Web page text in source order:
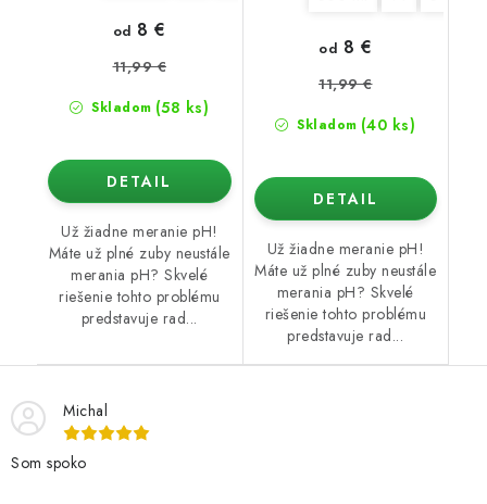
Skladom (58 ks)
od 8 €
11,99 €
DETAIL
Už žiadne meranie pH!
Máte už plné zuby neustále
merania pH? Skvelé
riešenie tohto problému
predstavuje rad...
Skladom (40 ks)
od 8 €
11,99 €
DETAIL
Už žiadne meranie pH!
Máte už plné zuby neustále
merania pH? Skvelé
riešenie tohto problému
predstavuje rad...
Michal
Som spoko